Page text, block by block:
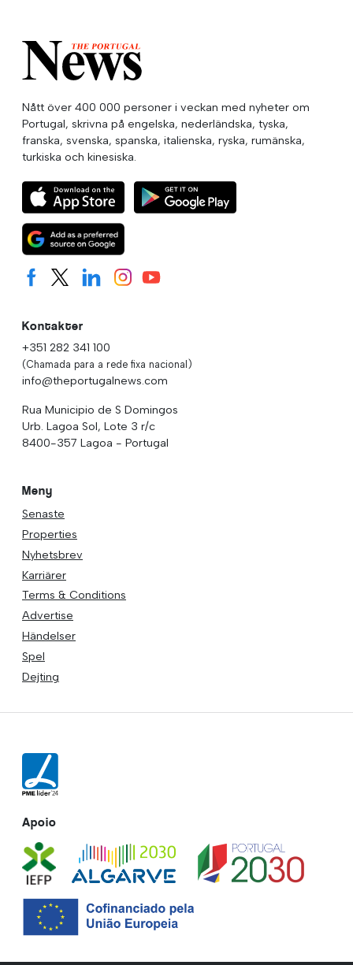
Nått över 400 000 personer i veckan med nyheter om
Portugal, skrivna på engelska, nederländska, tyska,
franska, svenska, spanska, italienska, ryska, rumänska,
turkiska och kinesiska.
Kontakter
+351 282 341 100
(Chamada para a rede fixa nacional)
info@theportugalnews.com
Rua Municipio de S Domingos
Urb. Lagoa Sol, Lote 3 r/c
8400-357 Lagoa - Portugal
Meny
Senaste
Properties
Nyhetsbrev
Karriärer
Terms & Conditions
Advertise
Händelser
Spel
Dejting
Apoio